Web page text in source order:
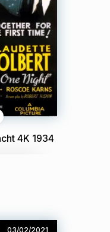
4K 1934
03/02/2021